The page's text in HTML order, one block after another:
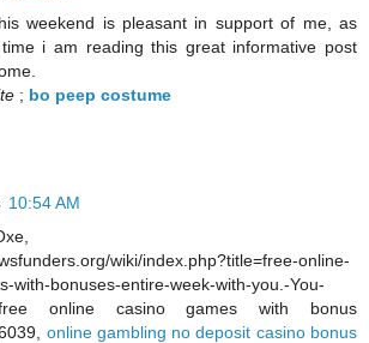
weekend is pleasant in support of me, as
i am reading this great informative post
; bo peep costume
10:54 AM
wiki/index.php?title=free-online-
with-bonuses-entire-week-with-you.-You-
online casino games with bonus
online gambling no deposit casino bonus